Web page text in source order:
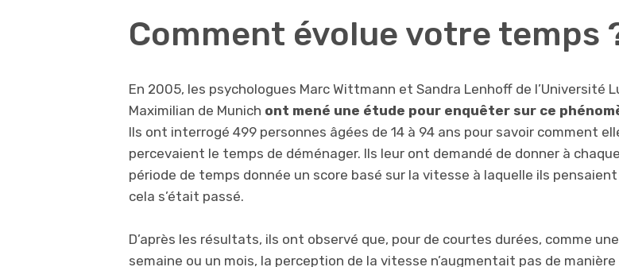
Comment évolue votre temps
En 2005, les psychologues Marc Wittmann et Sandra Lenhoff de l’Université
Maximilian de Munich ont mené une étude pour enquêter sur ce
Ils ont interrogé 499 personnes âgées de 14 à 94 ans pour savoir comment
percevaient le temps de déménager. Ils leur ont demandé de donner à chaque
période de temps donnée un score basé sur la vitesse à laquelle ils
cela s’était passé.
D’après les résultats, ils ont observé que, pour de courtes durées, comme une
semaine ou un mois, la perception de la vitesse n’augmentait pas de manière